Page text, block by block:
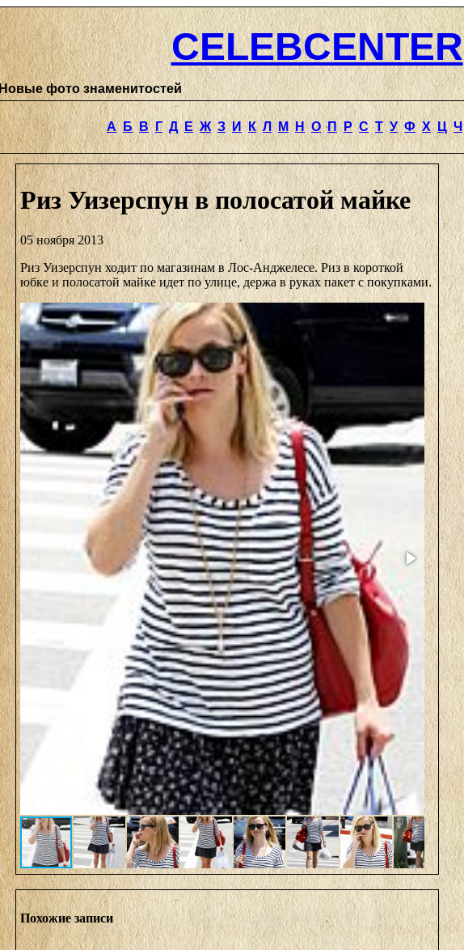
CELEBCENTER
Новые фото знаменитостей
А Б В Г Д Е Ж З И К Л М Н О П Р С Т У Ф Х Ц Ч
Риз Уизерспун в полосатой майке
05 ноября 2013
Риз Уизерспун ходит по магазинам в Лос-Анджелесе. Риз в короткой
юбке и полосатой майке идет по улице, держа в руках пакет с покупками.
Похожие записи